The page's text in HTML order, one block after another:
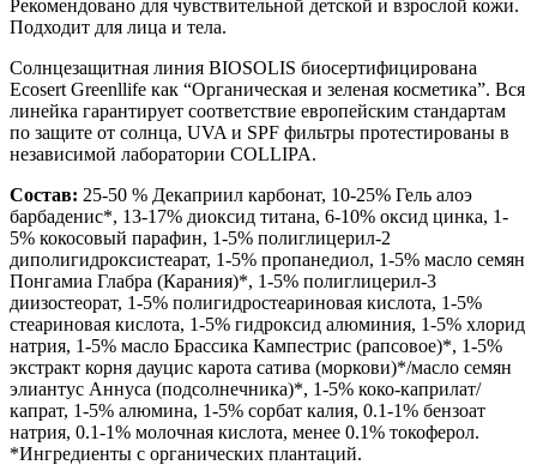
Рекомендовано для чувствительной детской и взрослой кожи.
Подходит для лица и тела.
Солнцезащитная линия BIOSOLIS биосертифицирована
Ecosert Greenllife как “Органическая и зеленая косметика”. Вся
линейка гарантирует соответствие европейским стандартам
по защите от солнца, UVA и SPF фильтры протестированы в
независимой лаборатории COLLIPA.
Состав: 25-50 % Декаприил карбонат, 10-25% Гель алоэ
барбаденис*, 13-17% диоксид титана, 6-10% оксид цинка, 1-
5% кокосовый парафин, 1-5% полиглицерил-2
диполигидроксистеарат, 1-5% пропанедиол, 1-5% масло семян
Понгамиа Глабра (Карания)*, 1-5% полиглицерил-3
диизостеорат, 1-5% полигидростеариновая кислота, 1-5%
стеариновая кислота, 1-5% гидроксид алюминия, 1-5% хлорид
натрия, 1-5% масло Брассика Кампестрис (рапсовое)*, 1-5%
экстракт корня дауцис карота сатива (моркови)*/масло семян
элиантус Аннуса (подсолнечника)*, 1-5% коко-каприлат/
капрат, 1-5% алюмина, 1-5% сорбат калия, 0.1-1% бензоат
натрия, 0.1-1% молочная кислота, менее 0.1% токоферол.
*Ингредиенты с органических плантаций.